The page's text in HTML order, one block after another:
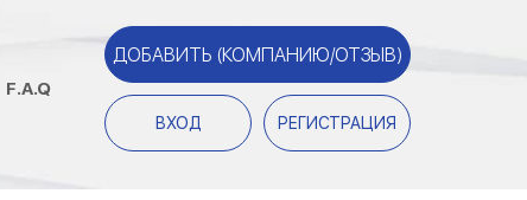
F.A.Q
ДОБАВИТЬ (КОМПАНИЮ/ОТЗЫВ)
ВХОД РЕГИСТРАЦИЯ